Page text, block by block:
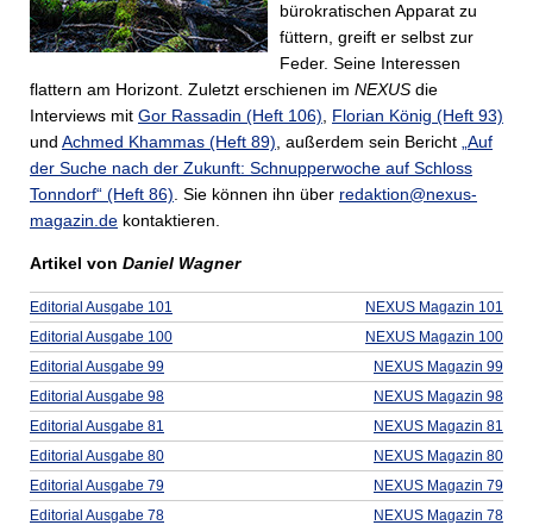
bürokratischen Apparat zu
füttern, greift er selbst zur
Feder. Seine Interessen
flattern am Horizont. Zuletzt erschienen im NEXUS die
Interviews mit Gor Rassadin (Heft 106)
Florian König (Heft 93)
und Achmed Khammas (Heft 89) , außerdem sein Bericht „Auf
der Suche nach der Zukunft: Schnupperwoche auf Schloss
Tonndorf“ (Heft 86) . Sie können ihn über redaktion@nexus-
magazin.de kontaktieren.
Artikel von Daniel Wagner
Editorial Ausgabe 101
NEXUS Magazin 101
Editorial Ausgabe 100
NEXUS Magazin 100
Editorial Ausgabe 99
NEXUS Magazin 99
Editorial Ausgabe 98
NEXUS Magazin 98
Editorial Ausgabe 81
NEXUS Magazin 81
Editorial Ausgabe 80
NEXUS Magazin 80
Editorial Ausgabe 79
NEXUS Magazin 79
Editorial Ausgabe 78
NEXUS Magazin 78